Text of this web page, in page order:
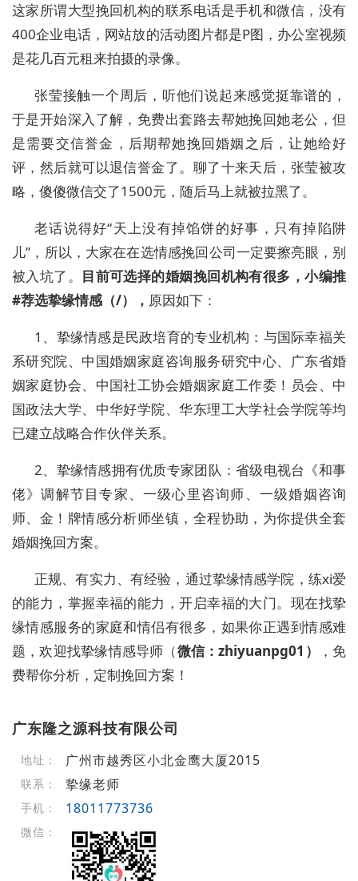
这家所谓大型挽回机构的联系电话是手机和微信，没有
400企业电话，网站放的活动图片都是P图，办公室视频
是花几百元租来拍摄的录像。
张莹接触一个周后，听他们说起来感觉挺靠谱的，
于是开始深入了解，免费出套路去帮她挽回她老公，但
是需要交信誉金，后期帮她挽回婚姻之后，让她给好
评，然后就可以退信誉金了。聊了十来天后，张莹被攻
略，傻傻微信交了1500元，随后马上就被拉黑了。
老话说得好“天上没有掉馅饼的好事，只有掉陷阱
儿”，所以，大家在在选情感挽回公司一定要擦亮眼，别
被入坑了。 目前可选择的婚姻挽回机构有很多，小编推
#荐选挚缘情感（/） ， 原因如下：
1 、挚缘情感是民政培育的专业机构：与国际幸福关
系研究院、中国婚姻家庭咨询服务研究中心、广东省婚
姻家庭协会、中国社工协会婚姻家庭工作委！员会、中
国政法大学、中华好学院、华东理工大学社会学院等均
已建立战略合作伙伴关系。
2、挚缘情感拥有优质专家团队：省级电视台《和事
佬》调解节目专家、一级心里咨询师、一级婚姻咨询
师、金！牌情感分析师坐镇，全程协助，为你提供全套
婚姻挽回方案。
正规、有实力、有经验，通过挚缘情感学院，练xi爱
的能力，掌握幸福的能力，开启幸福的大门。现在找挚
缘情感服务的家庭和情侣有很多，如果你正遇到情感难
题，欢迎找挚缘情感导师（微信：zhiyuanpg01 ）
，免
费帮你分析，定制挽回方案！
广东隆之源科技有限公司
地址： 广州市越秀区小北金鹰大厦2015
联系： 挚缘老师
手机： 18011773736
微信：